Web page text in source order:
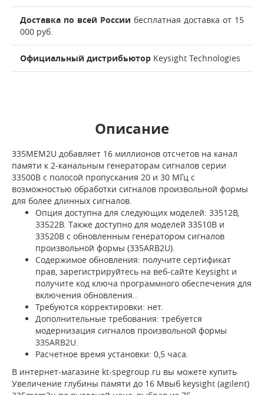
Доставка по всей России бесплатная доставка от 15
000 руб.
Официальный дистрибьютор Keysight Technologies
Описание
335MEM2U добавляет 16 миллионов отсчетов на канал
памяти к 2-канальным генераторам сигналов серии
33500B с полосой пропускания 20 и 30 МГц с
возможностью обработки сигналов произвольной формы
для более длинных сигналов.
Опция доступна для следующих моделей: 33512B,
33522B. Также доступно для моделей 33510B и
33520B с обновленным генератором сигналов
произвольной формы (335ARB2U).
Содержимое обновления: получите сертификат
прав, зарегистрируйтесь на веб-сайте Keysight и
получите код ключа программного обеспечения для
включения обновления..
Требуются корректировки: нет.
Дополнительные требования: требуется
модернизация сигналов произвольной формы
335ARB2U.
Расчетное время установки: 0,5 часа.
В интернет-магазине kt-spegroup.ru вы можете купить
Увеличение глубины памяти до 16 Мвыб keysight (agilent)